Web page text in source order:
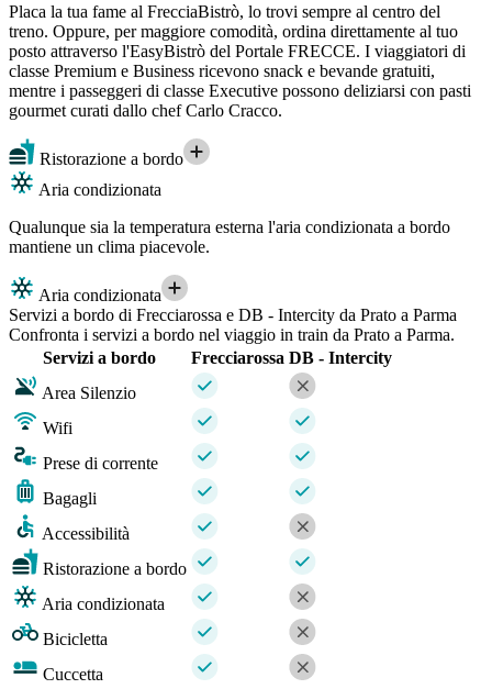
Placa la tua fame al FrecciaBistrò, lo trovi sempre al centro del
treno. Oppure, per maggiore comodità, ordina direttamente al tuo
posto attraverso l'EasyBistrò del Portale FRECCE. I viaggiatori di
classe Premium e Business ricevono snack e bevande gratuiti,
mentre i passeggeri di classe Executive possono deliziarsi con pasti
gourmet curati dallo chef Carlo Cracco.
Ristorazione a bordo
Aria condizionata
Qualunque sia la temperatura esterna l'aria condizionata a bordo
mantiene un clima piacevole.
Aria condizionata
Servizi a bordo di Frecciarossa e DB - Intercity da Prato a Parma
Confronta i servizi a bordo nel viaggio in train da Prato a Parma.
Servizi a bordo
Frecciarossa DB - Intercity
Area Silenzio
Wifi
Prese di corrente
Bagagli
Accessibilità
Ristorazione a bordo
Aria condizionata
Bicicletta
Cuccetta